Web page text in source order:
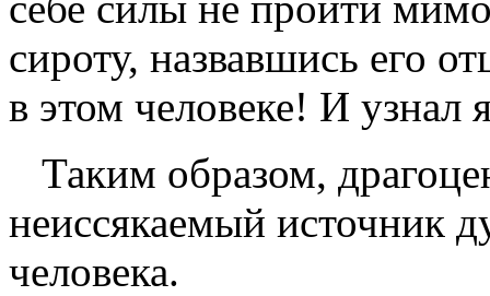
сироту, назвавшись его
в этом человеке! И узнал
Таким образом,
неиссякаемый источник
человека.